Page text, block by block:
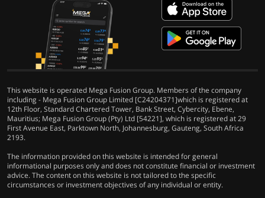
This website is operated Mega Fusion Group. Members of the company
including - Mega Fusion Group Limited [C24204371]which is registered at
12th Floor, Standard Chartered Tower, Bank Street, Cybercity, Ebene,
Mauritius; Mega Fusion Group (Pty) Ltd [54221], which is registered at 29
First Avenue East, Parktown North, Johannesburg, Gauteng, South Africa
2193.
The information provided on this website is intended for general
informational purposes only and does not constitute financial or investment
advice. The content on this website is not tailored to the specific
circumstances or investment objectives of any individual or entity.